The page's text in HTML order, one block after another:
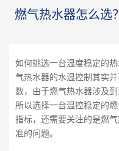
燃气热水器怎么选
如何挑选一台温度稳定的
气热水器的水温控制其实
数，由于燃气热水器涉及
所以选择一台温控稳定的
指标，还需要关注的是燃
准的问题。